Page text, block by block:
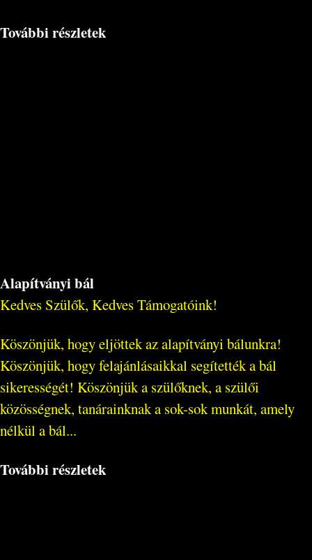
További részletek
Alapítványi bál
Kedves Szülők, Kedves Támogatóink!
Köszönjük, hogy eljöttek az alapítványi bálunkra!
Köszönjük, hogy felajánlásaikkal segítették a bál
sikerességét! Köszönjük a szülőknek, a szülői
közösségnek, tanárainknak a sok-sok munkát, amely
nélkül a bál...
További részletek